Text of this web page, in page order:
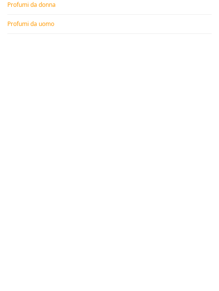
Profumi da donna
Profumi da uomo